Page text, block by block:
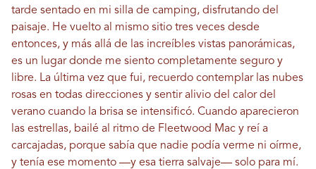
tarde sentado en mi silla de camping, disfrutando del
paisaje. He vuelto al mismo sitio tres veces desde
entonces, y más allá de las increíbles vistas panorámicas,
es un lugar donde me siento completamente seguro y
libre. La última vez que fui, recuerdo contemplar las nubes
rosas en todas direcciones y sentir alivio del calor del
verano cuando la brisa se intensificó. Cuando aparecieron
las estrellas, bailé al ritmo de Fleetwood Mac y reí a
carcajadas, porque sabía que nadie podía verme ni oírme,
y tenía ese momento —y esa tierra salvaje— solo para mí.